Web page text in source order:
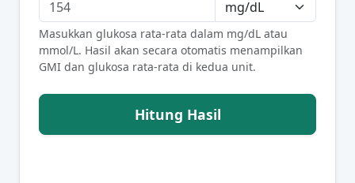
Masukkan glukosa rata-rata dalam mg/dL atau
mmol/L. Hasil akan secara otomatis menampilkan
GMI dan glukosa rata-rata di kedua unit.
Hitung Hasil